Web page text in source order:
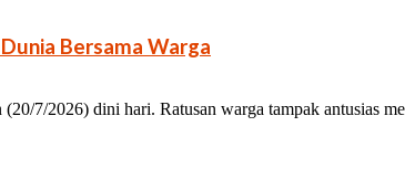
Bersama Warga
7/2026) dini hari. Ratusan warga tampak antusias